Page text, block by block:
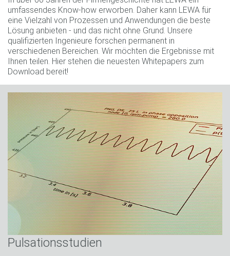
umfassendes Know-how erworben. Daher kann LEWA für
eine Vielzahl von Prozessen und Anwendungen die beste
Lösung anbieten - und das nicht ohne Grund. Unsere
qualifizierten Ingenieure forschen permanent in
verschiedenen Bereichen. Wir möchten die Ergebnisse mit
Ihnen teilen. Hier stehen die neuesten Whitepapers zum
Download bereit!
Pulsationsstudien